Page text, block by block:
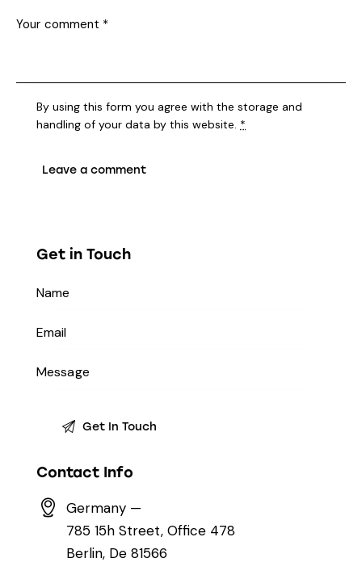
By using this form you agree with the storage and
handling of your data by this website. *
Get in Touch
Contact Info
Germany —
785 15h Street, Office 478
Berlin, De 81566